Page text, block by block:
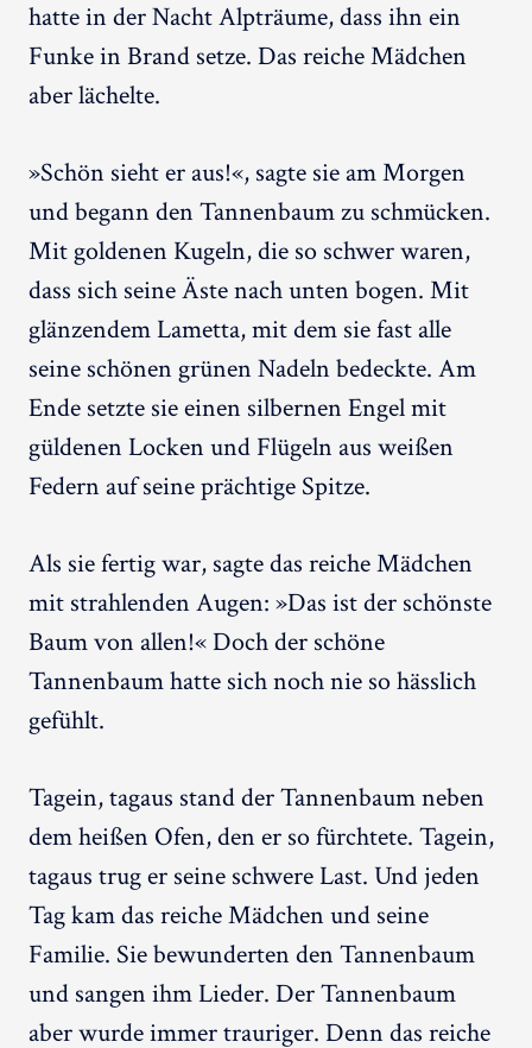
hatte in der Nacht Alpträume, dass ihn ein
Funke in Brand setze. Das reiche Mädchen
aber lächelte.
»Schön sieht er aus!«, sagte sie am Morgen
und begann den Tannenbaum zu schmücken.
Mit goldenen Kugeln, die so schwer waren,
dass sich seine Äste nach unten bogen. Mit
glänzendem Lametta, mit dem sie fast alle
seine schönen grünen Nadeln bedeckte. Am
Ende setzte sie einen silbernen Engel mit
güldenen Locken und Flügeln aus weißen
Federn auf seine prächtige Spitze.
Als sie fertig war, sagte das reiche Mädchen
mit strahlenden Augen: »Das ist der schönste
Baum von allen!« Doch der schöne
Tannenbaum hatte sich noch nie so hässlich
gefühlt.
Tagein, tagaus stand der Tannenbaum neben
dem heißen Ofen, den er so fürchtete. Tagein,
tagaus trug er seine schwere Last. Und jeden
Tag kam das reiche Mädchen und seine
Familie. Sie bewunderten den Tannenbaum
und sangen ihm Lieder. Der Tannenbaum
aber wurde immer trauriger. Denn das reiche